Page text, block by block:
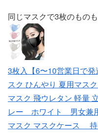
同じマスクで3枚のもの
3枚入【6〜10営業日で
スク ひんやり 夏用マス
マスク 飛ウレタン 軽量
レー ホワイト 男女兼
マスク マスクケース